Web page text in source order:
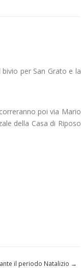
per San Grato e la
poi via Mario
della Casa di Riposo
il periodo Natalizio →